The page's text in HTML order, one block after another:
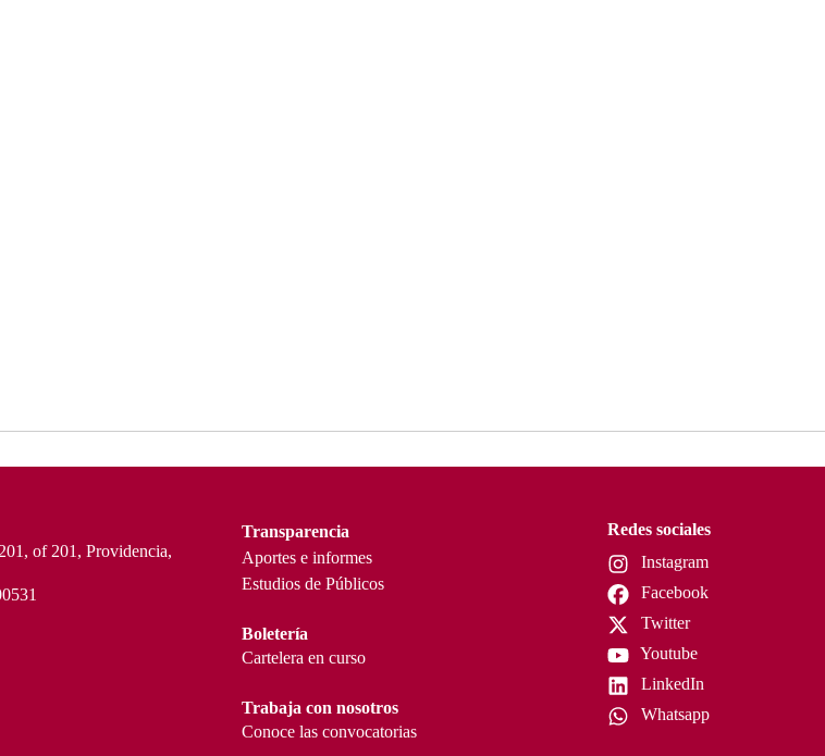
of 201, Providencia,
Transparencia
Aportes e informes
Estudios de Públicos
Boletería
Cartelera en curso
Trabaja con nosotros
Conoce las convocatorias
Redes sociales
Instagram
Facebook
Twitter
Youtube
LinkedIn
Whatsapp